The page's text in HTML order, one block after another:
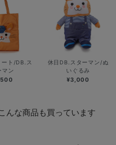
ート/DB.ス
マン
休日DB.スターマン/ぬ
いぐるみ
¥3,000
んな商品も買っています